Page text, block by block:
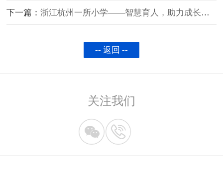
下一篇：浙江杭州一所小学——智慧育人，助力成长启蒙
-- 返回 --
关注我们